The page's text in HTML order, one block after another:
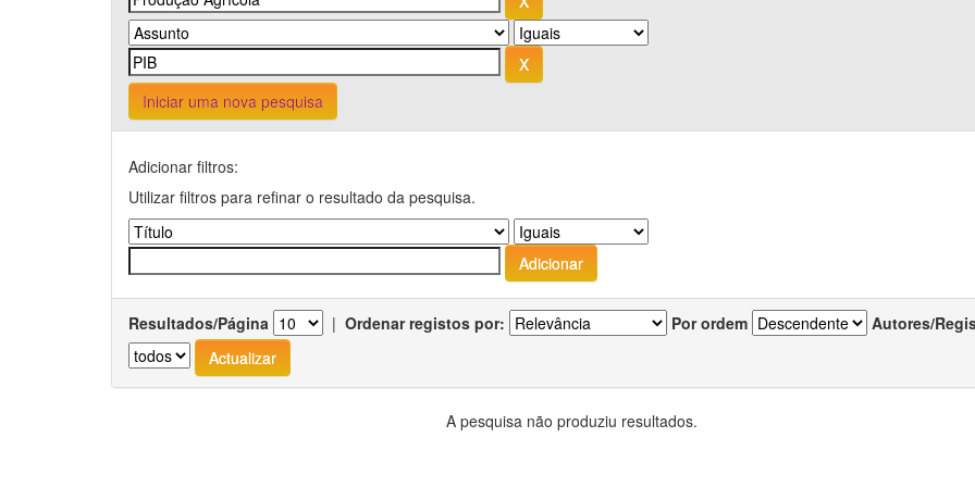
Iniciar uma nova pesquisa
Adicionar filtros:
Utilizar filtros para refinar o resultado da pesquisa.
Resultados/Página | Ordenar registos por: Por ordem Autores/
A pesquisa não produziu resultados.